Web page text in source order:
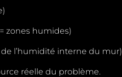
zones humides)
de l’humidité interne du mur)
réelle du problème.